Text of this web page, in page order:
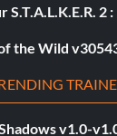
S.T.A.L.K.E.R.
the Wild
v1.0-